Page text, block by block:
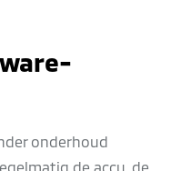
onderhoud
de accu, de